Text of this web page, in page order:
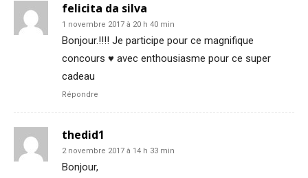
felicita da silva
1 novembre 2017 à 20 h 40 min
Bonjour.!!!! Je participe pour ce magnifique
concours ♥️ avec enthousiasme pour ce super
cadeau
Répondre
thedid1
2 novembre 2017 à 14 h 33 min
Bonjour,